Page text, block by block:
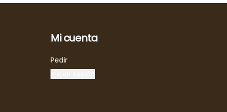
Mi cuenta
Pedir